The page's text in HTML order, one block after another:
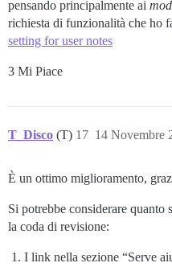
pensando principalmente ai
richiesta di funzionalità che ho
setting for user notes
3 Mi Piace
T_Disco (T) 14 Novembre
17
È un ottimo miglioramento,
Si potrebbe considerare quanto
la coda di revisione:
I link nella sezione “Serve